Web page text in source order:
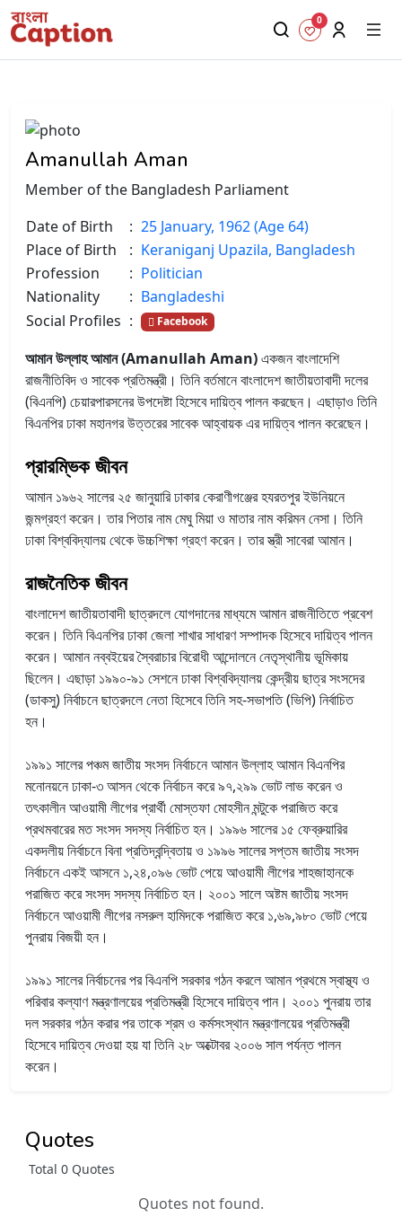
0
Amanullah Aman
Member of the Bangladesh Parliament
Date of Birth
: 25 January, 1962 (Age 64)
Place of Birth
: Keraniganj Upazila, Bangladesh
Profession
: Politician
Nationality
: Bangladeshi
Social Profiles : Facebook
আমান উল্লাহ আমান (Amanullah Aman)একজন বাংলাদেশি
রাজনীতিবিদ ও সাবেক প্রতিমন্ত্রী। তিনি বর্তমানে বাংলাদেশ জাতীয়তাবাদী দলের
(বিএনপি) চেয়ারপারসনের উপদেষ্টা হিসেবে দায়িত্ব পালন করছেন। এছাড়াও তিনি
বিএনপির ঢাকা মহানগর উত্তরের সাবেক আহ্বায়ক এর দায়িত্ব পালন করেছেন।
প্রারম্ভিক জীবন
আমান ১৯৬২ সালের ২৫ জানুয়ারি ঢাকার কেরাণীগঞ্জের হযরতপুর ইউনিয়নে
জন্মগ্রহণ করেন। তার পিতার নাম মেঘু মিয়া ও মাতার নাম করিমন নেসা। তিনি
ঢাকা বিশ্ববিদ্যালয় থেকে উচ্চশিক্ষা গ্রহণ করেন। তার স্ত্রী সাবেরা আমান।
রাজনৈতিক জীবন
বাংলাদেশ জাতীয়তাবাদী ছাত্রদলে যোগদানের মাধ্যমে আমান রাজনীতিতে প্রবেশ
করেন। তিনি বিএনপির ঢাকা জেলা শাখার সাধারণ সম্পাদক হিসেবে দায়িত্ব পালন
করেন। আমান নব্বইয়ের স্বৈরাচার বিরোধী আন্দোলনে নেতৃস্থানীয় ভূমিকায়
ছিলেন। এছাড়া ১৯৯০-৯১ সেশনে ঢাকা বিশ্ববিদ্যালয় কেন্দ্রীয় ছাত্র সংসদের
(ডাকসু) নির্বাচনে ছাত্রদলে নেতা হিসেবে তিনি সহ-সভাপতি (ভিপি) নির্বাচিত
হন।
১৯৯১ সালের পঞ্চম জাতীয় সংসদ নির্বাচনে আমান উল্লাহ আমান বিএনপির
মনোনয়নে ঢাকা-৩ আসন থেকে নির্বাচন করে ৯৭,২৯৯ ভোট লাভ করেন ও
তৎকালীন আওয়ামী লীগের প্রার্থী মোস্তফা মোহসীন মন্টুকে পরাজিত করে
প্রথমবারের মত সংসদ সদস্য নির্বাচিত হন। ১৯৯৬ সালের ১৫ ফেব্রুয়ারির
একদলীয় নির্বাচনে বিনা প্রতিদ্বন্দ্বিতায় ও ১৯৯৬ সালের সপ্তম জাতীয় সংসদ
নির্বাচনে একই আসনে ১,২৪,০৯৬ ভোট পেয়ে আওয়ামী লীগের শাহজাহানকে
পরাজিত করে সংসদ সদস্য নির্বাচিত হন। ২০০১ সালে অষ্টম জাতীয় সংসদ
নির্বাচনে আওয়ামী লীগের নসরুল হামিদকে পরাজিত করে ১,৬৯,৯৮০ ভোট পেয়ে
পুনরায় বিজয়ী হন।
১৯৯১ সালের নির্বাচনের পর বিএনপি সরকার গঠন করলে আমান প্রথমে স্বাস্থ্য ও
পরিবার কল্যাণ মন্ত্রণালয়ের প্রতিমন্ত্রী হিসেবে দায়িত্ব পান। ২০০১ পুনরায় তার
দল সরকার গঠন করার পর তাকে শ্রম ও কর্মসংস্থান মন্ত্রণালয়ের প্রতিমন্ত্রী
হিসেবে দায়িত্ব দেওয়া হয় যা তিনি ২৮ অক্টোবর ২০০৬ সাল পর্যন্ত পালন
করেন।
Quotes
Total 0 Quotes
Quotes not found.